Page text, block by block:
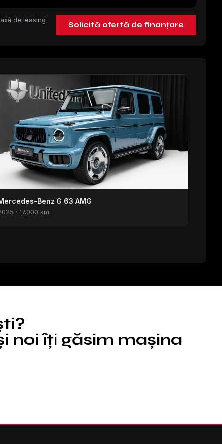
de leasing
Solicită ofertă de finanțare
Benz G 63 AMG
· 17.000 km
noi îți găsim mașina